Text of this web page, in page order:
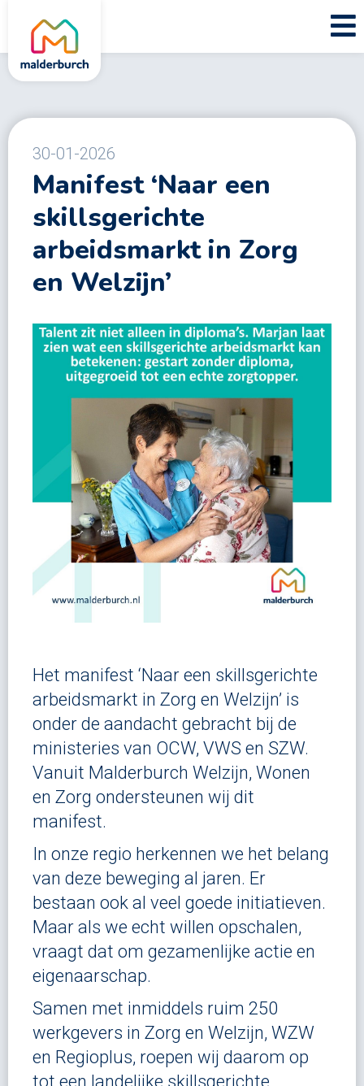
30-01-2026
Manifest ‘Naar een
skillsgerichte
arbeidsmarkt in Zorg
en Welzijn’
Het manifest ‘Naar een skillsgerichte
arbeidsmarkt in Zorg en Welzijn’ is
onder de aandacht gebracht bij de
ministeries van OCW, VWS en SZW.
Vanuit Malderburch Welzijn, Wonen
en Zorg ondersteunen wij dit
manifest.
In onze regio herkennen we het belang
van deze beweging al jaren. Er
bestaan ook al veel goede initiatieven.
Maar als we echt willen opschalen,
vraagt dat om gezamenlijke actie en
eigenaarschap.
Samen met inmiddels ruim 250
werkgevers in Zorg en Welzijn, WZW
en Regioplus, roepen wij daarom op
tot een landelijke skillsgerichte